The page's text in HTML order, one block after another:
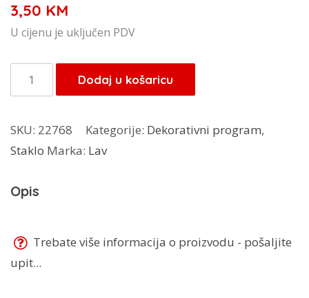
3,50 KM
U cijenu je uključen PDV
Oval
Pastroral
Dodaj u košaricu
SKU: 22768 Kategorije: Dekorativni program,
Staklo Marka: Lav
Opis
Trebate više informacija o proizvodu - pošaljite
upit...